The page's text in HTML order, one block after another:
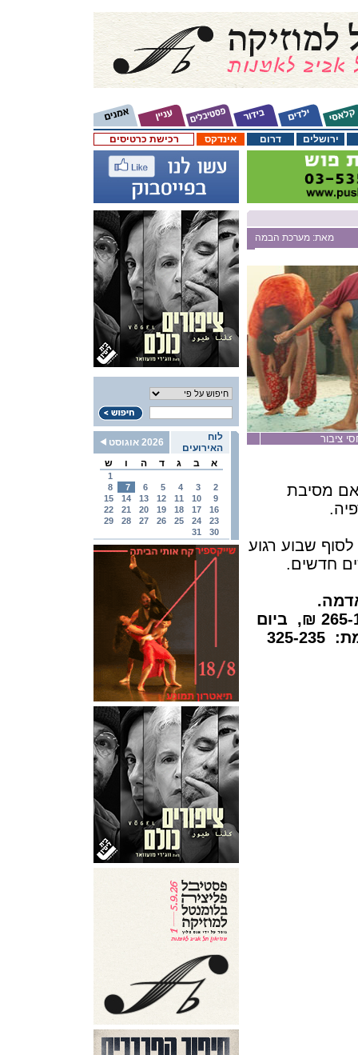
רכישת כרטיסים אינדקס דרום ירושלים
לוח
האירועים
2026 אוגוסט
א
ב ג ד ה ו ש
1
2
3
4
5
6
7
8
9
10
11
12
13
14
15
16
17
18
19
20
21
22
23
24
25
26
27
28
29
30
31
מאת: מערכת הבמה
ציבור
מסיבת
שבוע רגוע
חדשים.
בהאנגר אדמה.
265-195 ₪, ביום
האירוע: 325-235. ללא סטודנטים במכירה מוקדמת: 325-235